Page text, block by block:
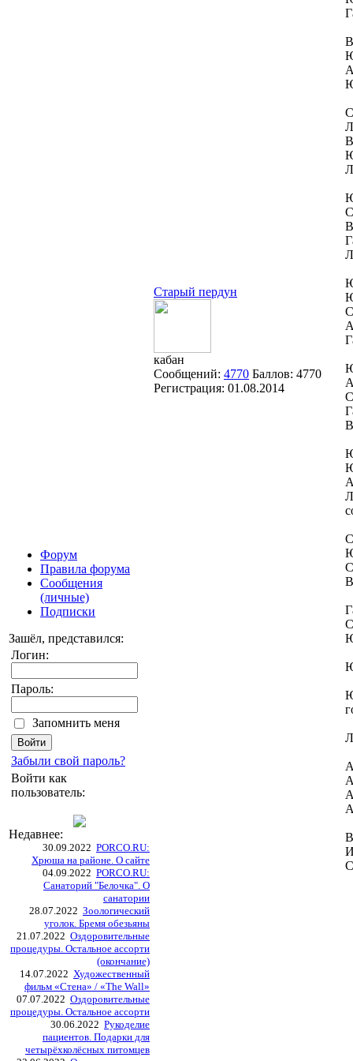
Форум
Правила форума
Сообщения
(личные)
Подписки
Зашёл, представился:
Логин:
Пароль:
Запомнить меня
Забыли свой пароль?
Войти как
пользователь:
Недавнее:
30.09.2022 PORCO.RU:
Хрюша на районе. О сайте
04.09.2022 PORCO.RU:
Санаторий "Белочка". О
санатории
28.07.2022 Зоологический
уголок. Бремя обезьяны
21.07.2022 Оздоровительные
процедуры. Остальное ассорти
(окончание)
14.07.2022 Художественный
фильм «Стена» / «The Wall»
07.07.2022 Оздоровительные
процедуры. Остальное ассорти
30.06.2022 Рукоделие
пациентов. Подарки для
четырёхколёсных питомцев
Старый пердун
кабан
Сообщений: 4770 Баллов: 4770
Регистрация: 01.08.2014